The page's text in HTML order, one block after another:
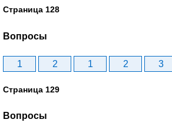
Страница 128
Вопросы
1 2 1 2 3
Страница 129
Вопросы